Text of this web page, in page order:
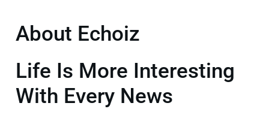
About Echoiz
Life Is More Interesting
With Every News